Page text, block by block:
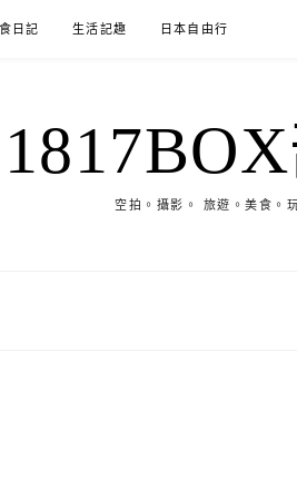
日記 生活記趣 日本自由行
空拍。攝影。 旅遊。美食。